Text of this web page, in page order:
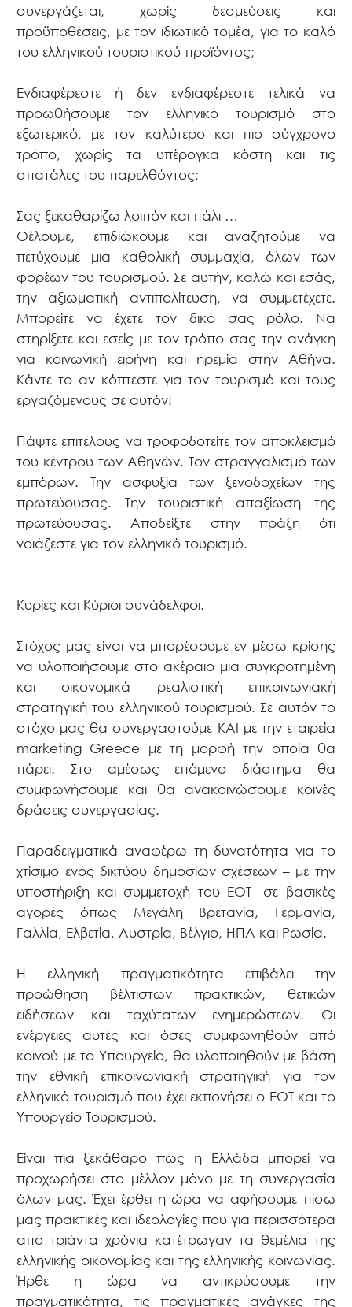
συνεργάζεται, χωρίς δεσμεύσεις και
προϋποθέσεις, με τον ιδιωτικό τομέα, για το καλό
του ελληνικού τουριστικού προϊόντος;
Ενδιαφέρεστε ή δεν ενδιαφέρεστε τελικά να
προωθήσουμε τον ελληνικό τουρισμό στο
εξωτερικό, με τον καλύτερο και πιο σύγχρονο
τρόπο, χωρίς τα υπέρογκα κόστη και τις
σπατάλες του παρελθόντος;
Σας ξεκαθαρίζω λοιπόν και πάλι …
Θέλουμε, επιδιώκουμε και αναζητούμε να
πετύχουμε μια καθολική συμμαχία, όλων των
φορέων του τουρισμού. Σε αυτήν, καλώ και εσάς,
την αξιωματική αντιπολίτευση, να συμμετέχετε.
Μπορείτε να έχετε τον δικό σας ρόλο. Να
στηρίξετε και εσείς με τον τρόπο σας την ανάγκη
για κοινωνική ειρήνη και ηρεμία στην Αθήνα.
Κάντε το αν κόπτεστε για τον τουρισμό και τους
εργαζόμενους σε αυτόν!
Πάψτε επιτέλους να τροφοδοτείτε τον αποκλεισμό
του κέντρου των Αθηνών. Τον στραγγαλισμό των
εμπόρων. Την ασφυξία των ξενοδοχείων της
πρωτεύουσας. Την τουριστική απαξίωση της
πρωτεύουσας. Αποδείξτε στην πράξη ότι
νοιάζεστε για τον ελληνικό τουρισμό.
Κυρίες και Κύριοι συνάδελφοι.
Στόχος μας είναι να μπορέσουμε εν μέσω κρίσης
να υλοποιήσουμε στο ακέραιο μια συγκροτημένη
και οικονομικά ρεαλιστική επικοινωνιακή
στρατηγική του ελληνικού τουρισμού. Σε αυτόν το
στόχο μας θα συνεργαστούμε ΚΑΙ με την εταιρεία
marketing Greece με τη μορφή την οποία θα
πάρει. Στο αμέσως επόμενο διάστημα θα
συμφωνήσουμε και θα ανακοινώσουμε κοινές
δράσεις συνεργασίας.
Παραδειγματικά αναφέρω τη δυνατότητα για το
χτίσιμο ενός δικτύου δημοσίων σχέσεων – με την
υποστήριξη και συμμετοχή του ΕΟΤ- σε βασικές
αγορές όπως Μεγάλη Βρετανία, Γερμανία,
Γαλλία, Ελβετία, Αυστρία, Βέλγιο, ΗΠΑ και Ρωσία.
Η ελληνική πραγματικότητα επιβάλει την
προώθηση βέλτιστων πρακτικών, θετικών
ειδήσεων και ταχύτατων ενημερώσεων. Οι
ενέργειες αυτές και όσες συμφωνηθούν από
κοινού με το Υπουργείο, θα υλοποιηθούν με βάση
την εθνική επικοινωνιακή στρατηγική για τον
ελληνικό τουρισμό που έχει εκπονήσει ο ΕΟΤ και το
Υπουργείο Τουρισμού.
Είναι πια ξεκάθαρο πως η Ελλάδα μπορεί να
προχωρήσει στο μέλλον μόνο με τη συνεργασία
όλων μας. Έχει έρθει η ώρα να αφήσουμε πίσω
μας πρακτικές και ιδεολογίες που για περισσότερα
από τριάντα χρόνια κατέτρωγαν τα θεμέλια της
ελληνικής οικονομίας και της ελληνικής κοινωνίας.
Ήρθε η ώρα να αντικρύσουμε την
πραγματικότητα, τις πραγματικές ανάγκες της